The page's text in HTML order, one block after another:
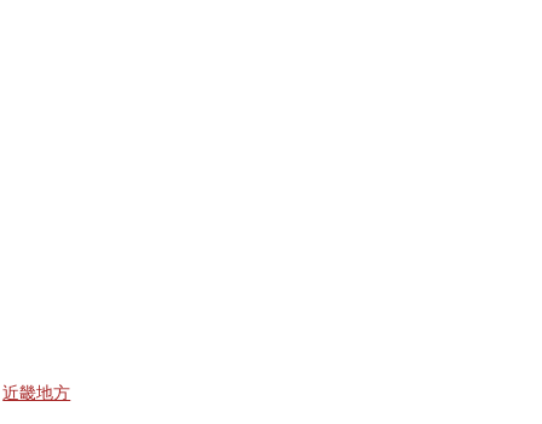
近畿地方